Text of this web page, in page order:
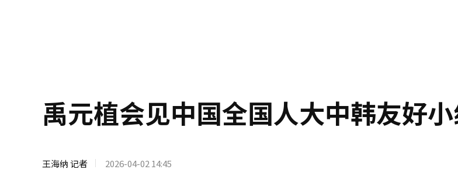
禹元植会见中国全国人大中韩友好
王海纳 记者 2026-04-02 14:45